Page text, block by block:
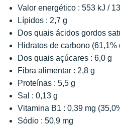
Valor energético : 553 kJ /
Lípidos : 2,7 g
Dos quais ácidos gordos
Hidratos de carbono
Dos quais açúcares : 6,0 g
Fibra alimentar : 2,8 g
Proteínas : 5,5 g
Sal : 0,13 g
Vitamina B1 : 0,39 mg
Sódio : 50,9 mg